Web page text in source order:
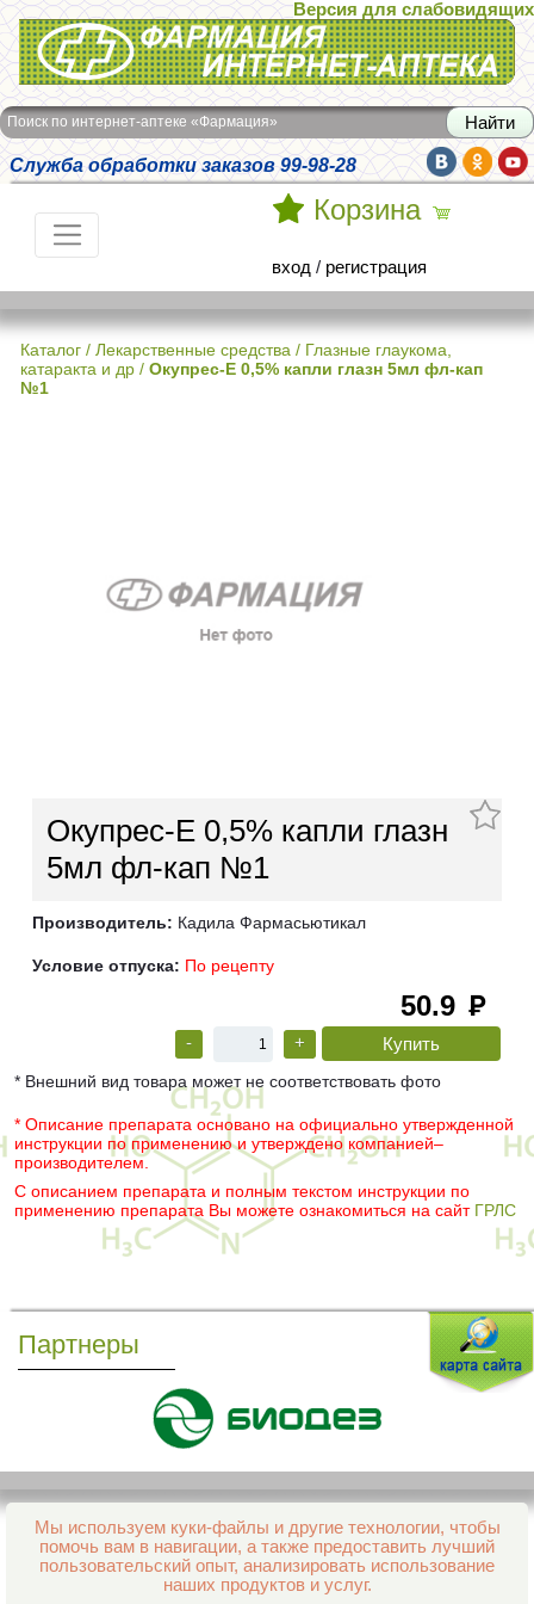
Интернет-аптека Фармация
Версия для слабовидящих
Поиск по интернет-аптеке «Фармация»
Служба обработки заказов 99-98-28
Корзина
вход / регистрация
Каталог / Лекарственные средства / Глазные глаукома,
катаракта и др / Окупрес-Е 0,5% капли глазн 5мл фл-кап
№1
Окупрес-Е 0,5% капли глазн
5мл фл-кап №1
Производитель: Кадила Фармасьютикал
Условие отпуска: По рецепту
50.9 руб
- +
* Внешний вид товара может не соответствовать фото
* Описание препарата основано на официально утвержденной
инструкции по применению и утверждено компанией–
производителем.
С описанием препарата и полным текстом инструкции по
применению препарата Вы можете ознакомиться на сайт ГРЛС
Партнеры
Мы используем куки-файлы и другие технологии, чтобы
помочь вам в навигации, а также предоставить лучший
пользовательский опыт, анализировать использование
наших продуктов и услуг.
Все права защищены и охраняются законом
© 2013–2026 Интернет-аптека Фармация
support@aptekapenza.ru
Телефон: Служба обработки заказов 99-98-28